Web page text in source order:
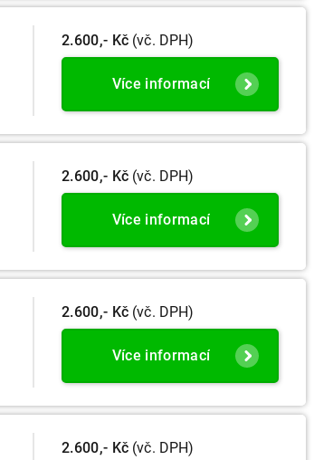
2.600,- Kč (vč. DPH)
Více informací
2.600,- Kč (vč. DPH)
Více informací
2.600,- Kč (vč. DPH)
Více informací
2.600,- Kč (vč. DPH)